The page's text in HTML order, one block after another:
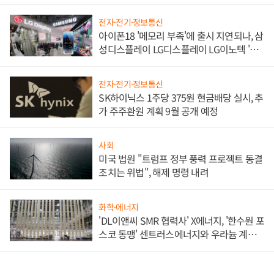
전자·전기·정보통신
아이폰18 '메모리 부족'에 출시 지연되나, 삼
성디스플레이 LG디스플레이 LG이노텍 '탈
전자·전기·정보통신
SK하이닉스 1주당 375원 현금배당 실시, 추
가 주주환원 계획 9월 공개 예정
사회
미국 법원 "트럼프 정부 풍력 프로젝트 동결
조치는 위법", 해제 명령 내려
화학·에너지
'DL이앤씨 SMR 협력사' X에너지, '한수원 포
스코 동맹' 센트러스에너지와 우라늄 계약